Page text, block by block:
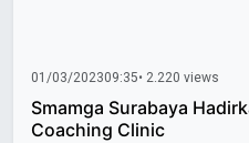
01/03/202309:35• 2.220 views
Smamga Surabaya
Coaching Clinic